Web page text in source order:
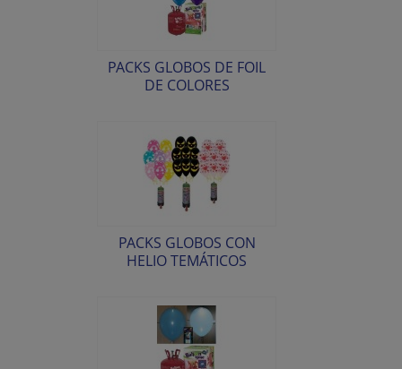
PACKS GLOBOS DE FOIL
DE COLORES
PACKS GLOBOS CON
HELIO TEMÁTICOS